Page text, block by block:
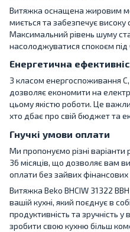
Витяжка оснащена жировим
миється та забезпечує високу
Максимальний рівень шуму
насолоджуватися спокоєм під
Енергетична
З класом енергоспоживання
дозволяє економити на
цьому якістю роботи. Це
хто дбає про свій бюджет та
Гнучкі умови оплати
Ми пропонуємо різні варіанти
36 місяців, що дозволяє вам
оплати без зайвих
Витяжка Beko BHCIW 31322
вашій кухні, який поєднує в
продуктивність та зручність
зробити свою кухню більш